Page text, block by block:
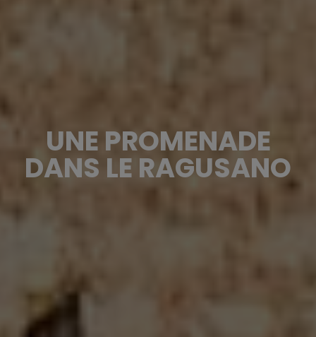
UNE PROMENADE
DANS LE RAGUSANO